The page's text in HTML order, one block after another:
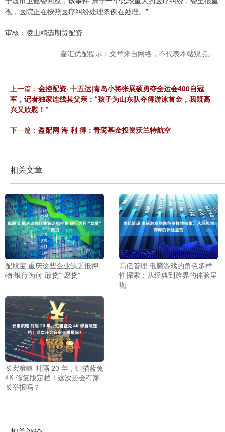
视，医院正在按照医疗纠纷处理条例在处理。”
审核：凌山精选期货配资
嘉汇优配提示：文章来自网络，不代表本站观点。
上一篇： 金控配资· 十五运|青岛小将张展硕勇夺全运会400自冠
军，记者独家连线其父亲：“孩子为山东队夺得游泳首金，我既高
兴又欣慰！”
下一篇： 盈配网 海 利 得：青鸾基金投资沃兰特航空
相关文章
配股宝 重庆这些企业缺乏抵押
物 银行为何“敢贷”“愿贷”
高亿管理 电脑游戏的角色多样
性探索：从经典到跨界的体验呈
现
长宏策略 时隔 20 年，虹猫蓝兔
4K 修复版定档！这次还会有家
长举报吗？